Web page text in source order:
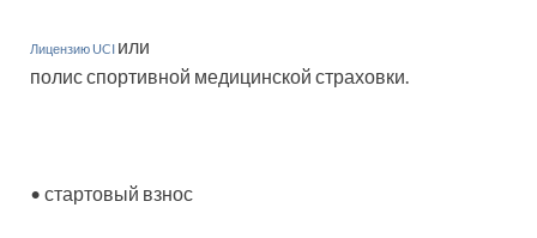
Лицензию UCI или
полис спортивной медицинской страховки.
• стартовый взнос